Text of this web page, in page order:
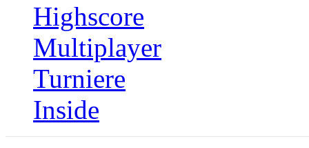
Highscore
Multiplayer
Turniere
Inside